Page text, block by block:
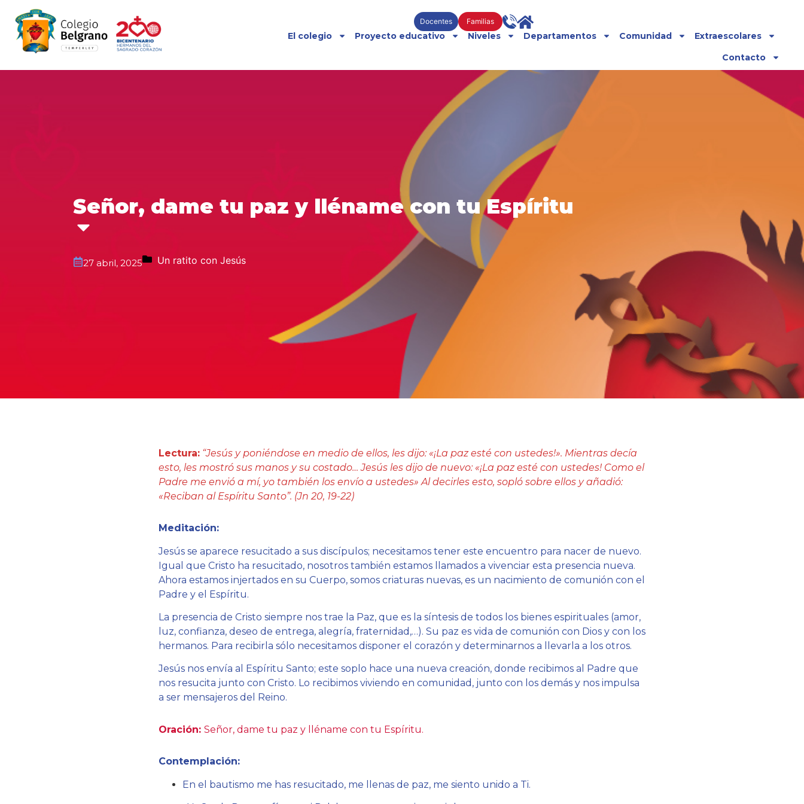
Docentes Familias
El colegio Proyecto educativo Niveles Departamentos Comunidad
Extraescolares
Contacto
Señor, dame tu paz y lléname con tu Espíritu
27 abril, 2025 Un ratito con Jesús
Lectura: “Jesús y poniéndose en medio de ellos, les dijo: «¡La paz esté con ustedes!». Mientras decía
esto, les mostró sus manos y su costado… Jesús les dijo de nuevo: «¡La paz esté con ustedes! Como el
Padre me envió a mí, yo también los envío a ustedes» Al decirles esto, sopló sobre ellos y añadió:
«Reciban al Espíritu Santo”. (Jn 20, 19-22)
Meditación:
Jesús se aparece resucitado a sus discípulos; necesitamos tener este encuentro para nacer de nuevo.
Igual que Cristo ha resucitado, nosotros también estamos llamados a vivenciar esta presencia nueva.
Ahora estamos injertados en su Cuerpo, somos criaturas nuevas, es un nacimiento de comunión con el
Padre y el Espíritu.
La presencia de Cristo siempre nos trae la Paz, que es la síntesis de todos los bienes espirituales (amor,
luz, confianza, deseo de entrega, alegría, fraternidad,…). Su paz es vida de comunión con Dios y con los
hermanos. Para recibirla sólo necesitamos disponer el corazón y determinarnos a llevarla a los otros.
Jesús nos envía al Espíritu Santo; este soplo hace una nueva creación, donde recibimos al Padre que
nos resucita junto con Cristo. Lo recibimos viviendo en comunidad, junto con los demás y nos impulsa
a ser mensajeros del Reino.
Oración: Señor, dame tu paz y lléname con tu Espíritu.
Contemplación:
En el bautismo me has resucitado, me llenas de paz, me siento unido a Ti.